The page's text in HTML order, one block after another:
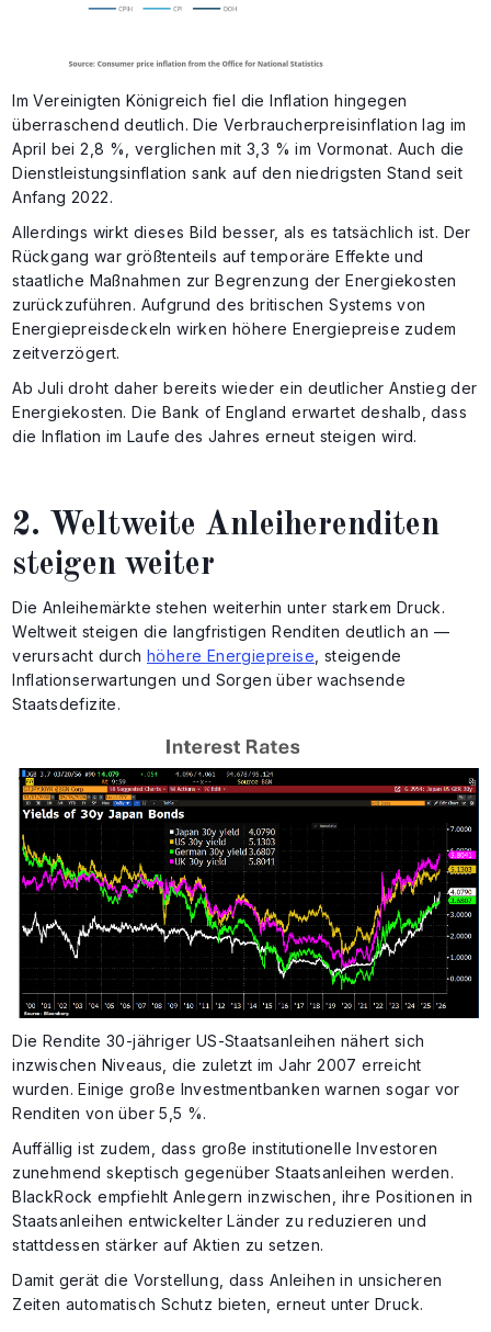
Im Vereinigten Königreich fiel die Inflation hingegen
überraschend deutlich. Die Verbraucherpreisinflation lag im
April bei 2,8 %, verglichen mit 3,3 % im Vormonat. Auch die
Dienstleistungsinflation sank auf den niedrigsten Stand seit
Anfang 2022.
Allerdings wirkt dieses Bild besser, als es tatsächlich ist. Der
Rückgang war größtenteils auf temporäre Effekte und
staatliche Maßnahmen zur Begrenzung der Energiekosten
zurückzuführen. Aufgrund des britischen Systems von
Energiepreisdeckeln wirken höhere Energiepreise zudem
zeitverzögert.
Ab Juli droht daher bereits wieder ein deutlicher Anstieg der
Energiekosten. Die Bank of England erwartet deshalb, dass
die Inflation im Laufe des Jahres erneut steigen wird.
2. Weltweite Anleiherenditen
steigen weiter
Die Anleihemärkte stehen weiterhin unter starkem Druck.
Weltweit steigen die langfristigen Renditen deutlich an —
verursacht durch höhere Energiepreise , steigende
Inflationserwartungen und Sorgen über wachsende
Staatsdefizite.
Die Rendite 30-jähriger US-Staatsanleihen nähert sich
inzwischen Niveaus, die zuletzt im Jahr 2007 erreicht
wurden. Einige große Investmentbanken warnen sogar vor
Renditen von über 5,5 %.
Auffällig ist zudem, dass große institutionelle Investoren
zunehmend skeptisch gegenüber Staatsanleihen werden.
BlackRock empfiehlt Anlegern inzwischen, ihre Positionen in
Staatsanleihen entwickelter Länder zu reduzieren und
stattdessen stärker auf Aktien zu setzen.
Damit gerät die Vorstellung, dass Anleihen in unsicheren
Zeiten automatisch Schutz bieten, erneut unter Druck.